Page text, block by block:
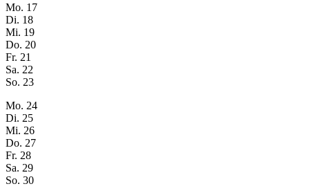
Mo. 17
Di. 18
Mi. 19
Do. 20
Fr. 21
Sa. 22
So. 23
Mo. 24
Di. 25
Mi. 26
Do. 27
Fr. 28
Sa. 29
So. 30